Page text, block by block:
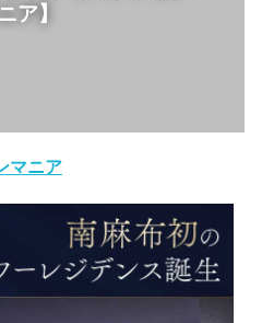
ア】
マニア